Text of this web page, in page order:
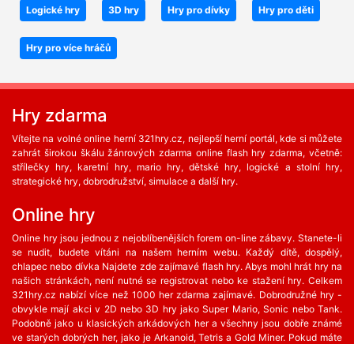
Logické hry 3D hry Hry pro dívky Hry pro děti
Hry pro více hráčů
Hry zdarma
Vítejte na volné online herní 321hry.cz, nejlepší herní portál, kde si můžete
zahrát širokou škálu žánrových zdarma online flash hry zdarma, včetně:
střílečky hry, karetní hry, mario hry, dětské hry, logické a stolní hry,
strategické hry, dobrodružství, simulace a další hry.
Online hry
Online hry jsou jednou z nejoblíbenějších forem on-line zábavy. Stanete-li
se nudit, budete vítáni na našem herním webu. Každý dítě, dospělý,
chlapec nebo dívka Najdete zde zajímavé flash hry. Abys mohl hrát hry na
našich stránkách, není nutné se registrovat nebo ke stažení hry. Celkem
321hry.cz nabízí více než 1000 her zdarma zajímavé. Dobrodružné hry -
obvykle mají akci v 2D nebo 3D hry jako Super Mario, Sonic nebo Tank.
Podobně jako u klasických arkádových her a všechny jsou dobře známé
ve starých dobrých her, jako je Arkanoid, Tetris a Gold Miner. Pokud máte